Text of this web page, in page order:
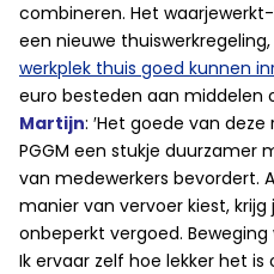
combineren. Het
een nieuwe
werkplek thuis goed kunnen
euro besteden aan middelen
Martijn: ′Het goede van
PGGM een stukje duurzamer
van medewerkers bevordert.
manier van vervoer kiest,
onbeperkt vergoed.
Ik ervaar zelf hoe lekker het